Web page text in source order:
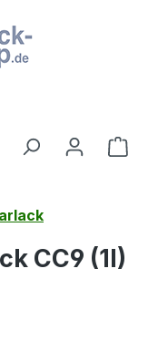
CC9 (1l)